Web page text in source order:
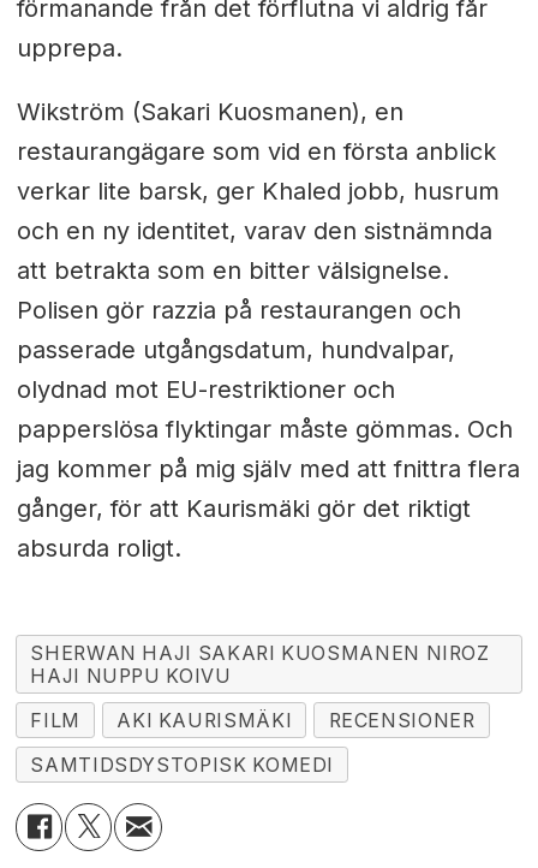
förmanande från det förflutna vi aldrig får
upprepa.
Wikström (Sakari Kuosmanen), en
restaurangägare som vid en första anblick
verkar lite barsk, ger Khaled jobb, husrum
och en ny identitet, varav den sistnämnda
att betrakta som en bitter välsignelse.
Polisen gör razzia på restaurangen och
passerade utgångsdatum, hundvalpar,
olydnad mot EU-restriktioner och
papperslösa flyktingar måste gömmas. Och
jag kommer på mig själv med att fnittra flera
gånger, för att Kaurismäki gör det riktigt
absurda roligt.
SHERWAN HAJI SAKARI KUOSMANEN NIROZ
HAJI NUPPU KOIVU
FILM
AKI KAURISMÄKI
RECENSIONER
SAMTIDSDYSTOPISK KOMEDI